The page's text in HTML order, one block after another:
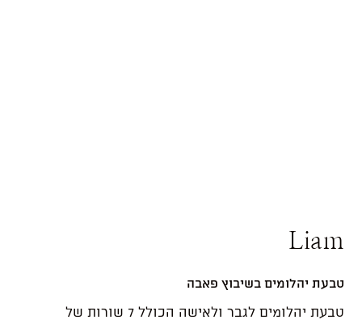
Liam
טבעת יהלומים בשיבוץ פאבה
טבעת יהלומים לגבר ולאישה הכולל 7 שורות של